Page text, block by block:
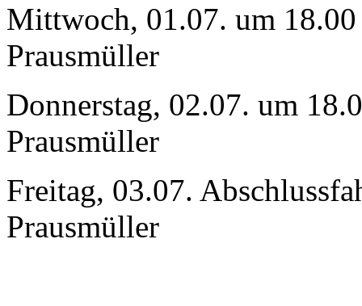
Mittwoch, 01.07. um
Prausmüller
Donnerstag, 02.07. um
Prausmüller
Freitag, 03.07.
Prausmüller